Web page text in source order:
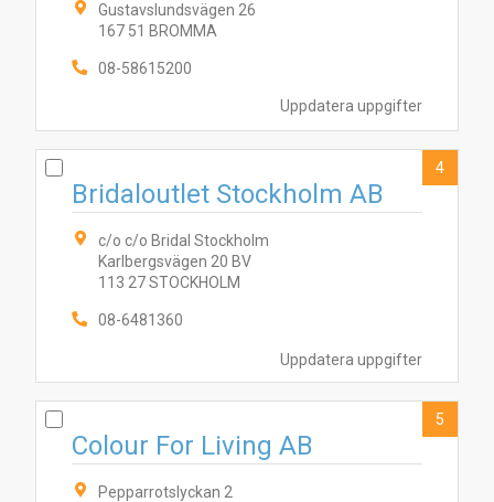
Uppdatera uppgifter
Gustavslundsvägen 26
167 51 BROMMA
08-58615200
Uppdatera uppgifter
Bridaloutlet Stockholm AB
c/o c/o Bridal Stockholm
Karlbergsvägen 20 BV
113 27 STOCKHOLM
08-6481360
4
Colour For Living AB
Pepparrotslyckan 2
5